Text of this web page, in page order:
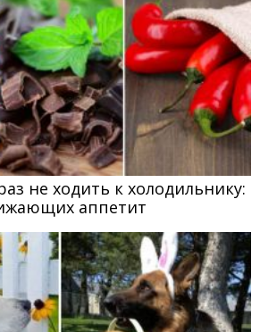
не ходить к холодильнику:
аппетит